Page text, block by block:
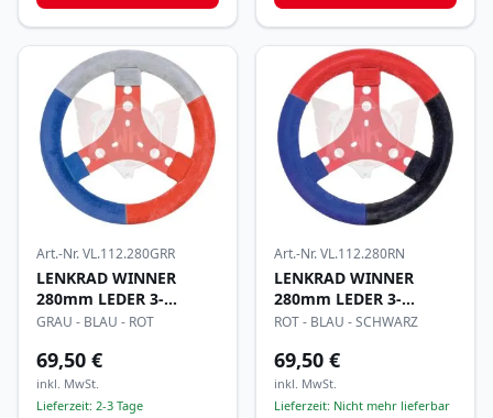
Art.-Nr.VL.112.280GRR
LENKRAD WINNER
280mm LEDER 3-
FARBIG
GRAU - BLAU - ROT
69,50 €
inkl. MwSt.
Lieferzeit: 2-3 Tage
Art.-Nr.VL.112.280RN
LENKRAD WINNER
280mm LEDER 3-
FARBIG
ROT - BLAU - SCHWARZ
69,50 €
inkl. MwSt.
Lieferzeit: Nicht mehr lieferbar